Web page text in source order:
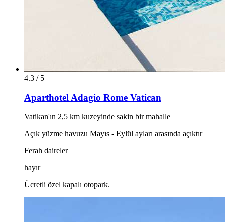
4.3 / 5
Aparthotel Adagio Rome Vatican
Vatikan'ın 2,5 km kuzeyinde sakin bir mahalle
Açık yüzme havuzu Mayıs - Eylül ayları arasında açıktır
Ferah daireler
hayır
Ücretli özel kapalı otopark.